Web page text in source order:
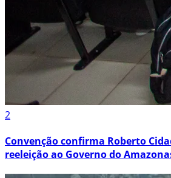
2
Convenção confirma Roberto
reeleição ao Governo do